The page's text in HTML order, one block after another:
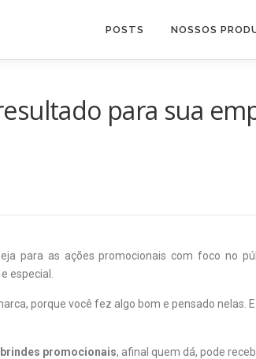
POSTS NOSSOS
para sua
para as ações promocionais com foco no
especial.
porque você fez algo bom e pensado nelas.
promocionais, afinal quem dá, pode